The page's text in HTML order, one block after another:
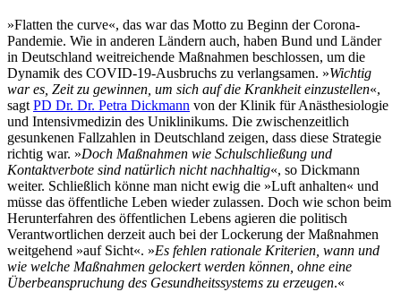
»Flatten the curve«, das war das Motto zu Beginn der Corona-
Pandemie. Wie in anderen Ländern auch, haben Bund und Länder
in Deutschland weitreichende Maßnahmen beschlossen, um die
Dynamik des COVID-19-Ausbruchs zu verlangsamen. »Wichtig
war es, Zeit zu gewinnen, um sich auf die Krankheit einzustellen«,
sagt PD Dr. Dr. Petra Dickmann von der Klinik für Anästhesiologie
und Intensivmedizin des Uniklinikums. Die zwischenzeitlich
gesunkenen Fallzahlen in Deutschland zeigen, dass diese Strategie
richtig war. »Doch Maßnahmen wie Schulschließung und
Kontaktverbote sind natürlich nicht nachhaltig«, so Dickmann
weiter. Schließlich könne man nicht ewig die »Luft anhalten« und
müsse das öffentliche Leben wieder zulassen. Doch wie schon beim
Herunterfahren des öffentlichen Lebens agieren die politisch
Verantwortlichen derzeit auch bei der Lockerung der Maßnahmen
weitgehend »auf Sicht«. »Es fehlen rationale Kriterien, wann und
wie welche Maßnahmen gelockert werden können, ohne eine
Überbeanspruchung des Gesundheitssystems zu erzeugen.«